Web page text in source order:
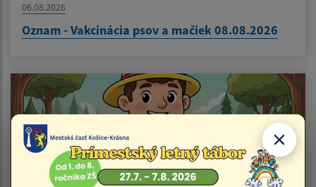
06.08.2026
Oznam - Vakcinácia psov a mačiek 08.08.2026